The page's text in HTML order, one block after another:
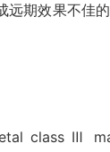
期效果不佳
class Ⅲ